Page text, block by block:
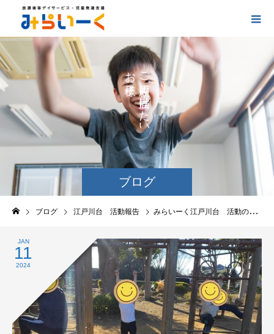
ブログ
ご
に
け
た
い
お
の
の
ブログ 江戸川台 活動報告 みらいーく江戸川台 活動の報告
JAN
11
2024